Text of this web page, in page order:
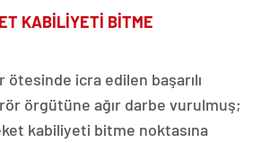
KABİLİYETİ BİTME
ötesinde icra edilen başarılı
örgütüne ağır darbe vurulmuş;
kabiliyeti bitme noktasına